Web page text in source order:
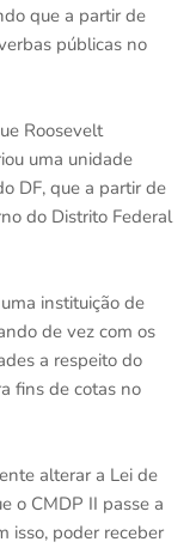
que a partir de
públicas no
Roosevelt
uma unidade
DF, que a partir de
do Distrito Federal
instituição de
de vez com os
a respeito do
fins de cotas no
alterar a Lei de
o CMDP II passe a
isso, poder receber